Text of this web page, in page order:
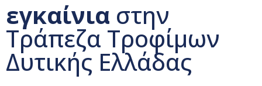
εγκαίνια στην
Τράπεζα Τροφίμων
Δυτικής Ελλάδας